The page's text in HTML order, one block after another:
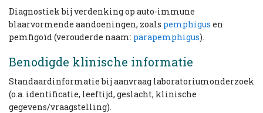
Diagnostiek bij verdenking op auto-immune
blaarvormende aandoeningen, zoals pemphigus en
pemfigoïd (verouderde naam: parapemphigus).
Benodigde klinische informatie
Standaardinformatie bij aanvraag laboratoriumonderzoek
(o.a. identificatie, leeftijd, geslacht, klinische
gegevens/vraagstelling).